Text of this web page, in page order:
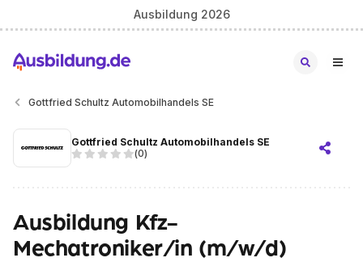
Ausbildung 2026
Gottfried Schultz Automobilhandels SE
Gottfried Schultz Automobilhandels SE
(0)
Ausbildung Kfz-
Mechatroniker/in (m/w/d)